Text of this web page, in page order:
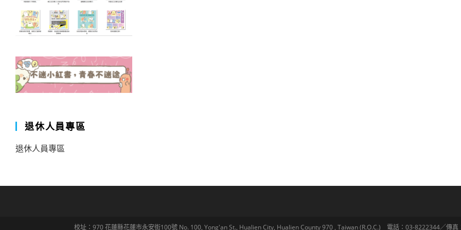
退休人員專區
退休人員專區
校址：970 花蓮縣花蓮市永安街100號 No. 100, Yong'an St., Hualien City, Hualien County 970 , Taiwan (R.O.C.) 電話：03-8222344／傳